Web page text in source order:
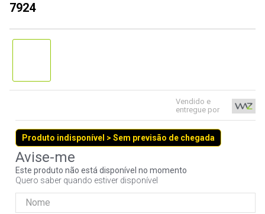
7924
Vendido e
entregue por
Produto indisponível > Sem previsão de chegada
Este produto não está disponível no momento
Quero saber quando estiver disponível
8º
fractal
9º
controle
10º hd